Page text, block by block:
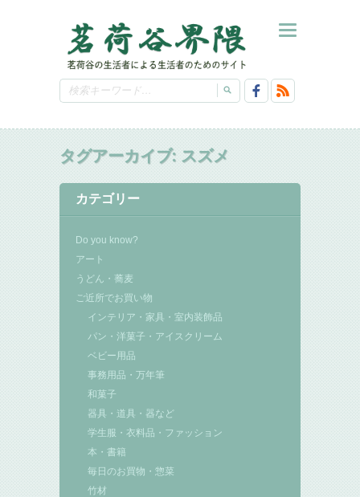
タグアーカイブ: スズメ
カテゴリー
Do you know?
アート
うどん・蕎麦
ご近所でお買い物
インテリア・家具・室内装飾品
パン・洋菓子・アイスクリーム
ベビー用品
事務用品・万年筆
和菓子
器具・道具・器など
学生服・衣料品・ファッション
本・書籍
毎日のお買物・惣菜
竹材